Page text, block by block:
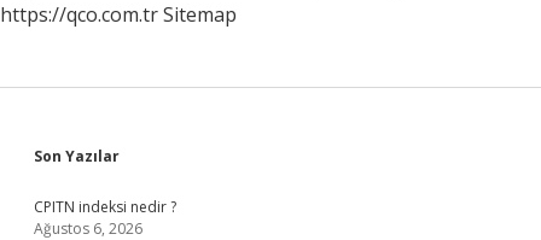
https://qco.com.trSitemap
Sidebar
Son Yazılar
CPITN indeksi nedir ?
Ağustos 6, 2026